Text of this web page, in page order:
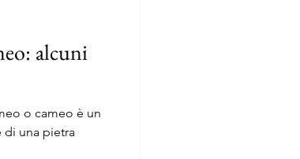
alcuni
o cameo è un
di una pietra